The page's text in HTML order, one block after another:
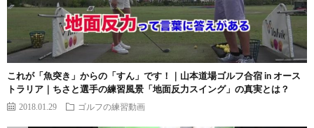
これが「魚突き」からの「すん」です！｜山本道場ゴルフ合宿 in オース
トラリア｜ちさと選手の練習風景「地面反力スイング」の真実とは？
2018.01.29 ゴルフの練習動画